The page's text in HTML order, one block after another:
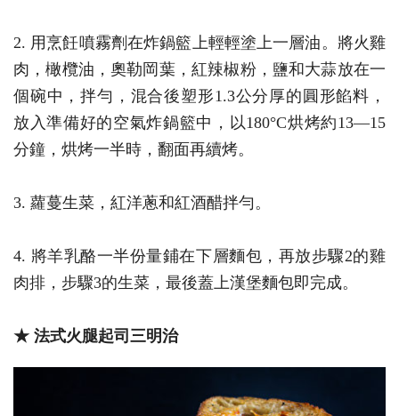
2. 用烹飪噴霧劑在炸鍋籃上輕輕塗上一層油。將火雞
肉，橄欖油，奧勒岡葉，紅辣椒粉，鹽和大蒜放在一
個碗中，拌勻，混合後塑形1.3公分厚的圓形餡料，
放入準備好的空氣炸鍋籃中，以180°C烘烤約13—15
分鐘，烘烤一半時，翻面再續烤。
3. 蘿蔓生菜，紅洋蔥和紅酒醋拌勻。
4. 將羊乳酪一半份量鋪在下層麵包，再放步驟2的雞
肉排，步驟3的生菜，最後蓋上漢堡麵包即完成。
★ 法式火腿起司三明治